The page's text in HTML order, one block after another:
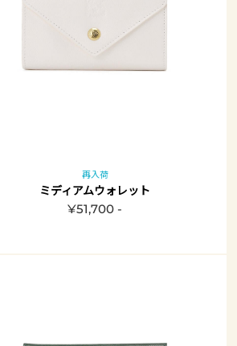
再入荷
ミディアムウォレット
¥51,700 -